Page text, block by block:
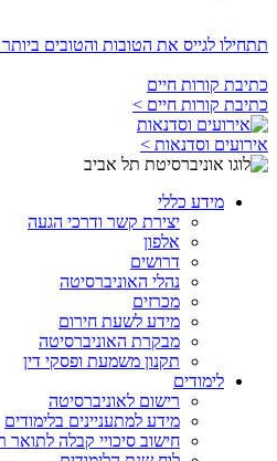
תתחילו לגייס את הטובות והטובים
כתיבת קורות חיים
כתיבת קורות חיים >
אירועים וסדנאות >
מידע כללי
יצירת קשר ודרכי הגעה
אלפון
דרושים
נהלי האוניברסיטה
מכרזים
מידע לשעת חירום
מבקרת האוניברסיטה
תקנון משמעת ופסקי דין
לימודים
רישום לאוניברסיטה
מידע למתעניינים בלימודים
חישוב סיכויי קבלה לתואר